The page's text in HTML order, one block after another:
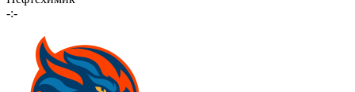
-:-